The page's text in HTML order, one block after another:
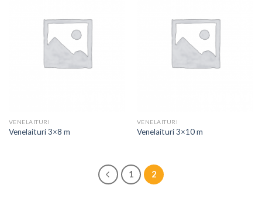
VENELAITURI
Venelaituri 3×8 m
VENELAITURI
Venelaituri 3×10 m
1 2